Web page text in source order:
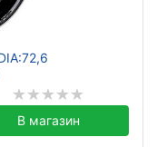
В магазин